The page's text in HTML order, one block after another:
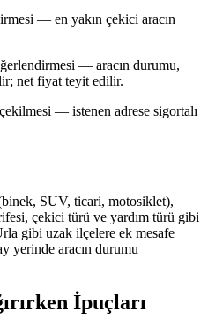
— en yakın çekici aracın
— aracın durumu,
net fiyat teyit edilir.
— istenen adrese sigortalı
SUV, ticari, motosiklet),
çekici türü ve yardım türü gibi
gibi uzak ilçelere ek mesafe
yerinde aracın durumu
İpuçları